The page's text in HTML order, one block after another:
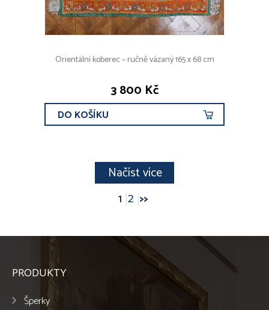
Orientální koberec – ručně vázaný 165 x 68 cm
3 800 Kč
DO KOŠÍKU
Načíst více
1 2 >>
PRODUKTY
Šperky